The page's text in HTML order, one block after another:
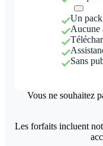
Un
Aucune
Sans
Vous ne souhaitez
Les forfaits incluent